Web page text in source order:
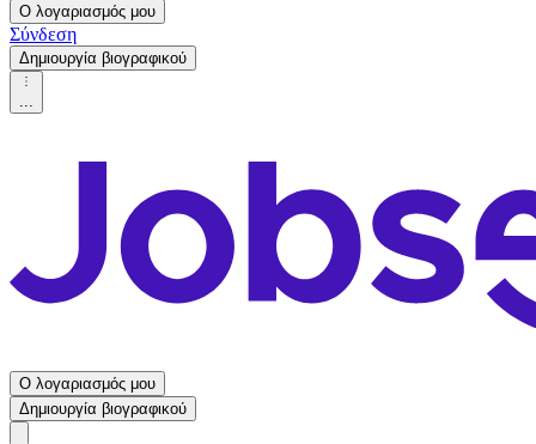
Ο λογαριασμός μου
Σύνδεση
Δημιουργία βιογραφικού
...
Ο λογαριασμός μου
Δημιουργία βιογραφικού